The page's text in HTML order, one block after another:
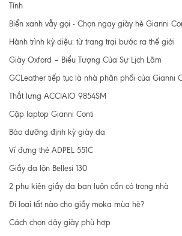
Tính
Biển xanh vẫy gọi - Chọn ngay giày hè Gianni
Hành trình kỳ diệu: từ trang trại bước ra thế giới
Giày Oxford – Biểu Tượng Của Sự Lịch Lãm
GCLeather tiếp tục là nhà phân phối của Gianni
Thắt lưng ACCIAIO 9854SM
Cặp laptop Gianni Conti
Bảo dưỡng định kỳ giày da
Ví đựng thẻ ADPEL 551C
Giầy da lộn Bellesi 130
2 phụ kiện giầy da bạn luôn cần có trong nhà
Đi loại tất nào cho giầy moka mùa hè?
Cách chọn dây giày phù hợp